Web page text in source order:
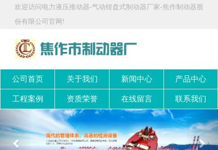
欢迎访问电力液压推动器-气动钳盘式制动器厂家-焦作制动器股
份有限公司官网!
公司首页 关于我们 新闻中心 产品中心
工程案例 资质荣誉 在线留言 联系我们